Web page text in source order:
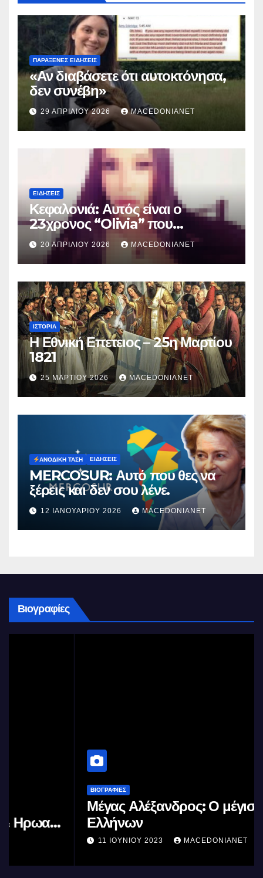
ΠΑΡΆΞΕΝΕΣ ΕΙΔΉΣΕΙΣ
«Αν διαβάσετε ότι αυτοκτόνησα,
δεν συνέβη»
29 ΑΠΡΙΛΊΟΥ 2026 MACEDONIANET
ΕΙΔΉΣΕΙΣ
Κεφαλονιά: Αυτός είναι ο
23χρονος “Olivia” που
κατηγορείται για τον θάνατο της
Μυρτούς
20 ΑΠΡΙΛΊΟΥ 2026 MACEDONIANET
ΙΣΤΟΡΊΑ
Η Εθνική Επετειος – 25η Μαρτίου
1821
25 ΜΑΡΤΊΟΥ 2026 MACEDONIANET
ΑΝΟΔΙΚΉ ΤΆΣΗ ΕΙΔΉΣΕΙΣ
MERCOSUR: Αυτό που θες να
ξέρεις και δεν σου λένε.
12 ΙΑΝΟΥΑΡΊΟΥ 2026 MACEDONIANET
Βιογραφίες
Μέγας Αλέξανδρος: Ο μέγιστος των
Ελλήνων
11 ΙΟΥΝΊΟΥ 2023 MACEDONIANET